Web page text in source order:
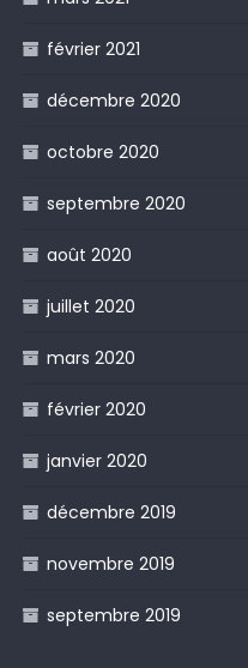
février 2021
décembre 2020
octobre 2020
septembre 2020
août 2020
juillet 2020
mars 2020
février 2020
janvier 2020
décembre 2019
novembre 2019
septembre 2019